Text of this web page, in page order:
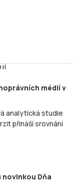
médií v
analytická studie
přináší srovnání
Dňa